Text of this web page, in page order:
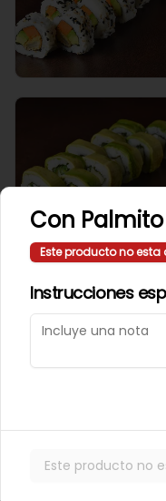
Con Palmito
Este producto no esta
Instrucciones
Este producto no